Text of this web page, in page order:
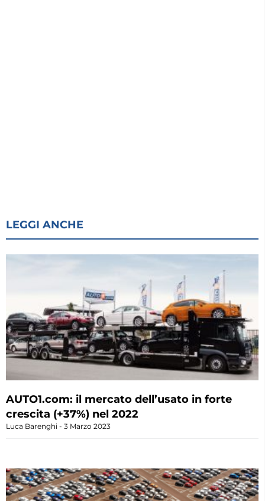
LEGGI ANCHE
AUTO1.com: il mercato dell’usato in forte
crescita (+37%) nel 2022
Luca Barenghi 3 Marzo 2023